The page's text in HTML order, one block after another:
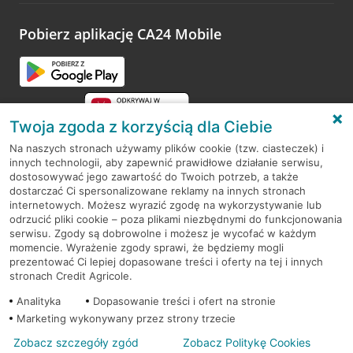
opinie.
Pobierz aplikację CA24 Mobile
RODO
Regulamin serwisu
Mapa serwisu
PolitykaCookies
© 2026 Credit Agricole Bank Polska S.A. Wszelkie prawa zastrzeżone
Twoja zgoda z korzyścią dla Ciebie
Na naszych stronach używamy plików cookie (tzw. ciasteczek) i
innych technologii, aby zapewnić prawidłowe działanie serwisu,
dostosowywać jego zawartość do Twoich potrzeb, a także
dostarczać Ci spersonalizowane reklamy na innych stronach
internetowych. Możesz wyrazić zgodę na wykorzystywanie lub
odrzucić pliki cookie – poza plikami niezbędnymi do funkcjonowania
serwisu. Zgody są dobrowolne i możesz je wycofać w każdym
momencie. Wyrażenie zgody sprawi, że będziemy mogli
prezentować Ci lepiej dopasowane treści i oferty na tej i innych
stronach Credit Agricole.
Analityka
Dopasowanie treści i ofert na stronie
Marketing wykonywany przez strony trzecie
Zobacz szczegóły zgód Zobacz Politykę Cookies